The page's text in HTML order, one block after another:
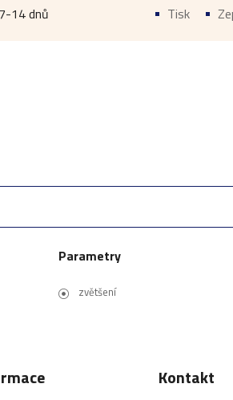
7-14 dnů Tisk
Parametry
zvětšení
Kontakt